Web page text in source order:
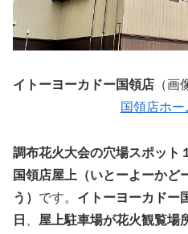
イトーヨーカドー国領店 （画
国領店ホ
調布花火大会の穴場スポット
国領店屋上（いとーよーかど
う） です。 イトーヨーカドー
日
屋上駐車場が花火観覧場